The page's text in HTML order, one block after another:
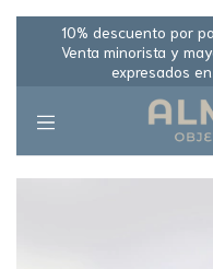
10% descuento por
Venta minorista y
expresados